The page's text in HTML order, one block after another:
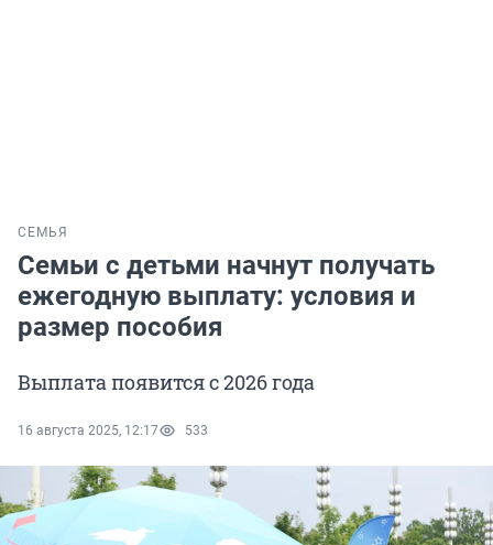
СЕМЬЯ
Семьи с детьми начнут получать
ежегодную выплату: условия и
размер пособия
Выплата появится с 2026 года
16 августа 2025, 12:17 533